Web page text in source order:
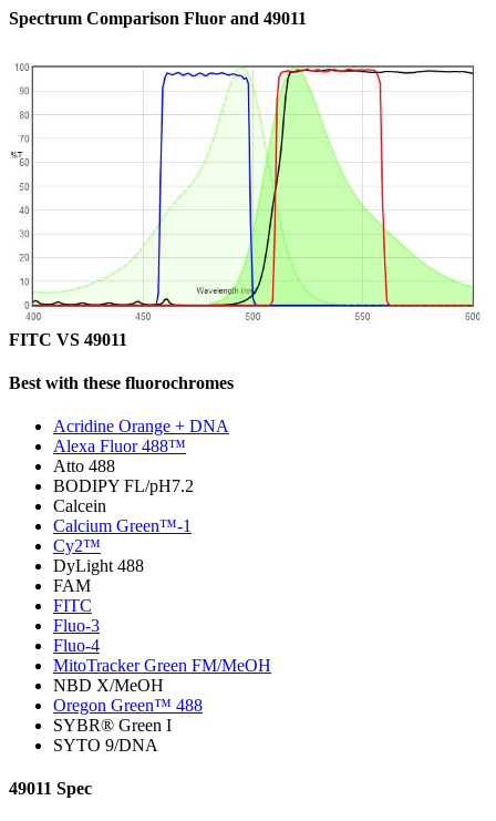
Spectrum Comparison Fluor and 49011
FITC VS 49011
Best with these fluorochromes
Acridine Orange + DNA
Alexa Fluor 488™
Atto 488
BODIPY FL/pH7.2
Calcein
Calcium Green™-1
Cy2™
DyLight 488
FAM
FITC
Fluo-3
Fluo-4
MitoTracker Green FM/MeOH
NBD X/MeOH
Oregon Green™ 488
SYBR® Green I
SYTO 9/DNA
49011 Spec